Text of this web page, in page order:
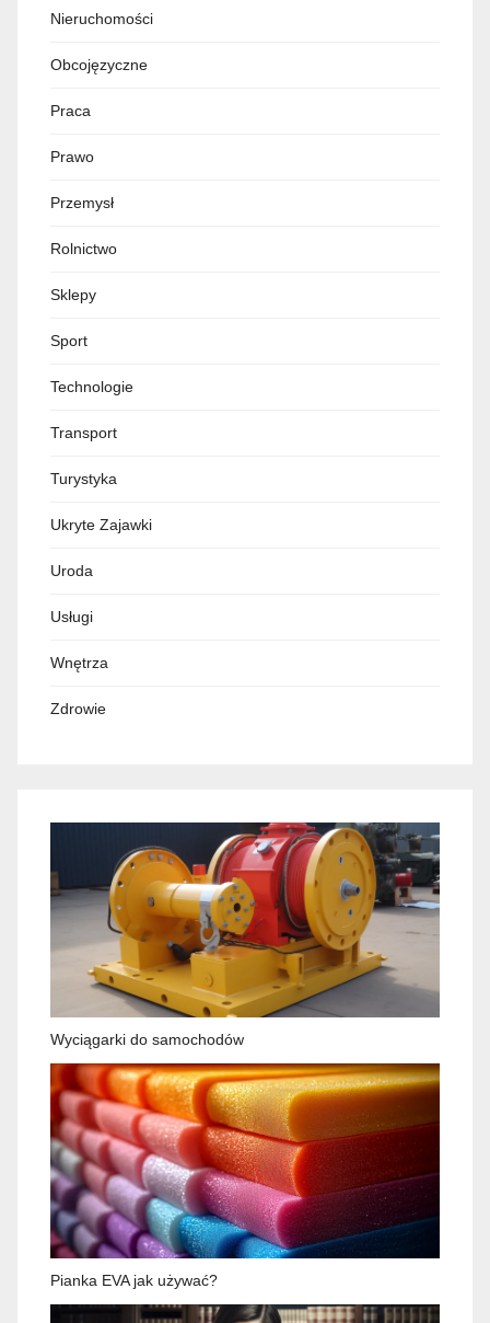
Nieruchomości
Obcojęzyczne
Praca
Prawo
Przemysł
Rolnictwo
Sklepy
Sport
Technologie
Transport
Turystyka
Ukryte Zajawki
Uroda
Usługi
Wnętrza
Zdrowie
Wyciągarki do samochodów
Pianka EVA jak używać?